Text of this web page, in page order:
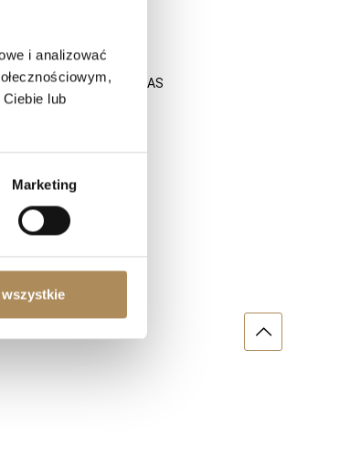
i analizować
lub
Marketing
ODWIEDŹ NAS